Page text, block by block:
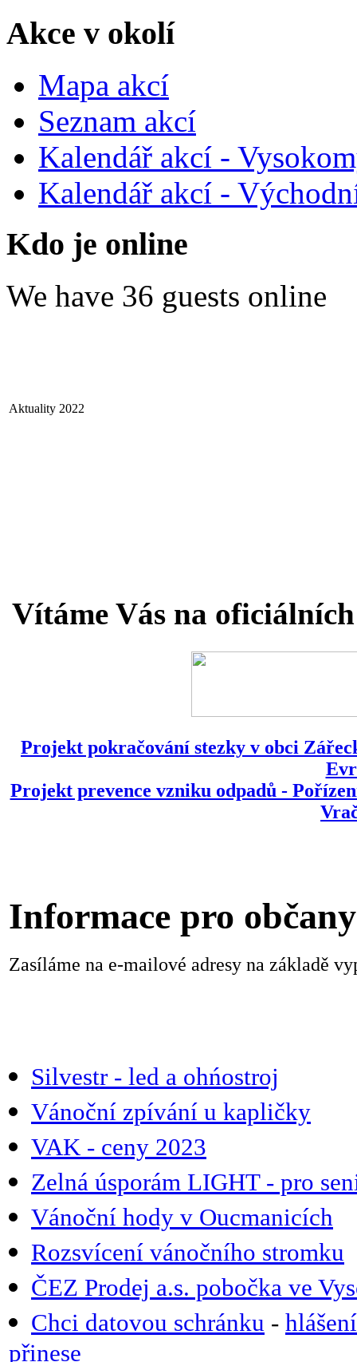
Akce v okolí
Mapa akcí
Seznam akcí
Kalendář akcí -
Kalendář akcí -
Kdo je online
We have 36 guests online
Aktuality 2022
Vítáme Vás na
Projekt pokračování stezky v obci
Projekt prevence vzniku odpadů -
Informace pro občany
Zasíláme na e-mailové adresy na základě
Silvestr - led a ohńostroj
Vánoční zpívání u kapličky
VAK - ceny 2023
Zelná úsporám LIGHT - pro
Vánoční hody v Oucmanicích
Rozsvícení vánočního stromku
ČEZ Prodej a.s. pobočka ve
Chci datovou schránku -